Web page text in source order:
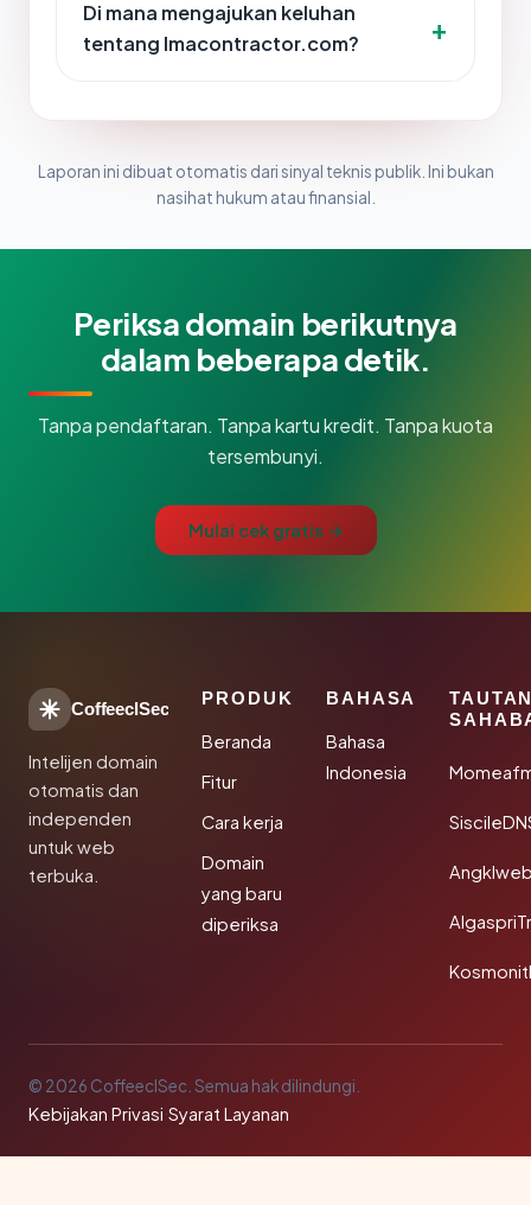
Di mana mengajukan keluhan
tentang lmacontractor.com?
Laporan ini dibuat otomatis dari sinyal teknis publik. Ini bukan
nasihat hukum atau finansial.
Periksa domain berikutnya
dalam beberapa detik.
Tanpa pendaftaran. Tanpa kartu kredit. Tanpa kuota
tersembunyi.
Mulai cek gratis →
CoffeeclSec
Intelijen domain
otomatis dan
independen
untuk web
terbuka.
PRODUK
Beranda
Fitur
Cara kerja
Domain
yang baru
diperiksa
BAHASA
Bahasa
Indonesia
© 2026 CoffeeclSec. Semua hak dilindungi.
Kebijakan Privasi·Syarat Layanan